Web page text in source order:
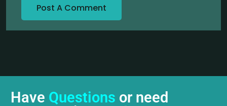
Have Questions or need